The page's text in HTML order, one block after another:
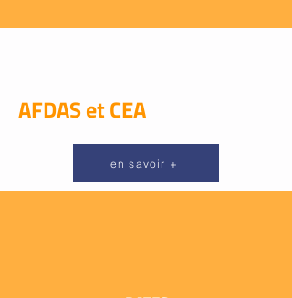
AFDAS et CEA
en savoir +